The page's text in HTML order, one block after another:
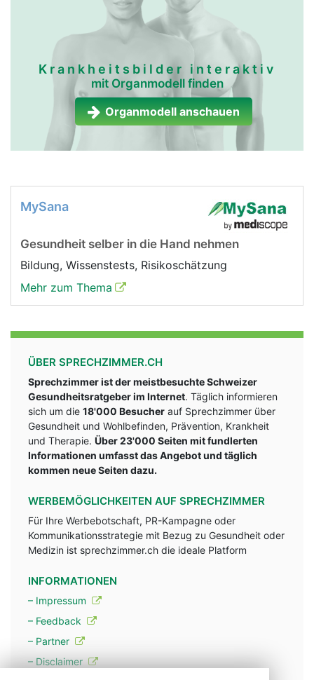
Krankheitsbilder interaktiv
mit Organmodell finden
Organmodell anschauen
MySana
Gesundheit selber in die Hand nehmen
Bildung, Wissenstests, Risikoschätzung
Mehr zum Thema
ÜBER SPRECHZIMMER.CH
Sprechzimmer ist der meistbesuchte Schweizer
Gesundheitsratgeber im Internet. Täglich informieren
sich um die 18'000 Besucher auf Sprechzimmer über
Gesundheit und Wohlbefinden, Prävention, Krankheit
und Therapie. Über 23'000 Seiten mit fundlerten
Informationen umfasst das Angebot und täglich
kommen neue Seiten dazu.
WERBEMÖGLICHKEITEN AUF SPRECHZIMMER
Für Ihre Werbebotschaft, PR-Kampagne oder
Kommunikationsstrategie mit Bezug zu Gesundheit oder
Medizin ist sprechzimmer.ch die ideale Platform
INFORMATIONEN
– Impressum
– Feedback
– Partner
– Disclaimer